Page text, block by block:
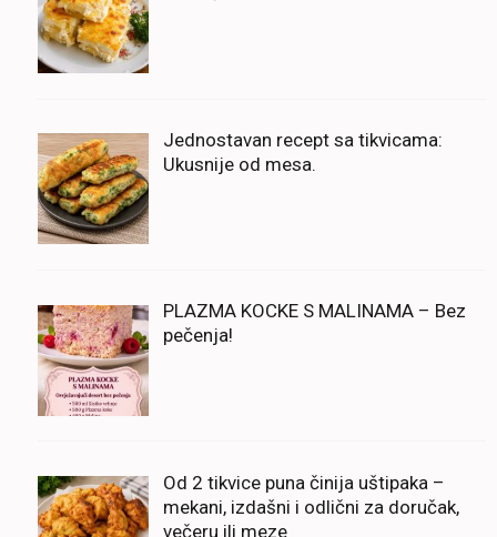
Jednostavan recept sa tikvicama:
Ukusnije od mesa.
PLAZMA KOCKE S MALINAMA – Bez
pečenja!
Od 2 tikvice puna činija uštipaka –
mekani, izdašni i odlični za doručak,
večeru ili meze